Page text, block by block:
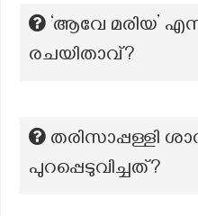
‘ആവേ മരിയ’
രചയിതാവ്?
തരിസാപ്പള്ളി
പുറപ്പെടുവിച്ചത്?